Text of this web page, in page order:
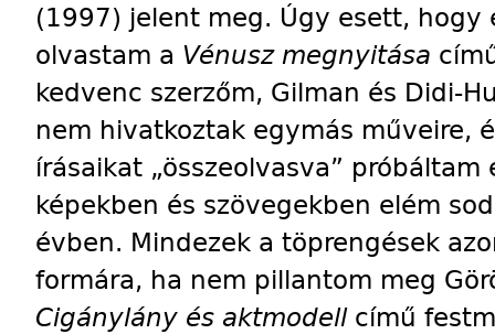
(1997) jelent meg. Úgy esett, hogy
olvastam a Vénusz megnyitása
kedvenc szerzőm, Gilman és Didi-
nem hivatkoztak egymás műveire,
írásaikat „ös­szeolvasva”
képekben és szövegekben elém
évben. Mindezek a töprengések
formára, ha nem pillantom meg
Cigánylány és aktmodellcímű